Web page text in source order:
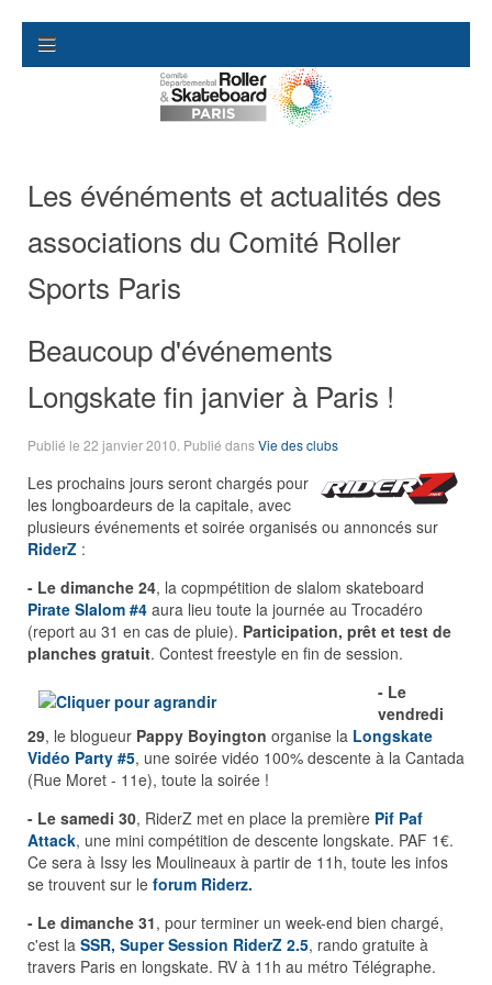
Les événéments et actualités des
associations du Comité Roller
Sports Paris
Beaucoup d'événements
Longskate fin janvier à Paris !
Publié le 22 janvier 2010 . Publié dansVie des clubs
Les prochains jours seront chargés pour
les longboardeurs de la capitale, avec
plusieurs événements et soirée organisés ou annoncés sur
RiderZ :
- Le dimanche 24, la copmpétition de slalom skateboard
Pirate Slalom #4 aura lieu toute la journée au Trocadéro
(report au 31 en cas de pluie). Participation, prêt et test de
planches gratuit. Contest freestyle en fin de session.
- Le
vendredi
29, le blogueur Pappy Boyington organise la Longskate
Vidéo Party #5, une soirée vidéo 100% descente à la Cantada
(Rue Moret - 11e), toute la soirée !
- Le samedi 30, RiderZ met en place la première Pif Paf
Attack, une mini compétition de descente longskate. PAF 1€.
Ce sera à Issy les Moulineaux à partir de 11h, toute les infos
se trouvent sur le forum Riderz.
- Le dimanche 31, pour terminer un week-end bien chargé,
c'est la SSR, Super Session RiderZ 2.5, rando gratuite à
travers Paris en longskate. RV à 11h au métro Télégraphe.